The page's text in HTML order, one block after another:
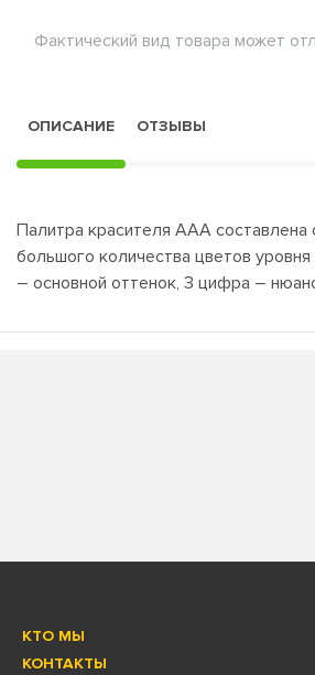
Фактический вид товара может
ОПИСАНИЕ ОТЗЫВЫ
Палитра красителя ААА составлена
большого количества цветов
– основной оттенок, 3 цифра –
КТО МЫ
КОНТАКТЫ